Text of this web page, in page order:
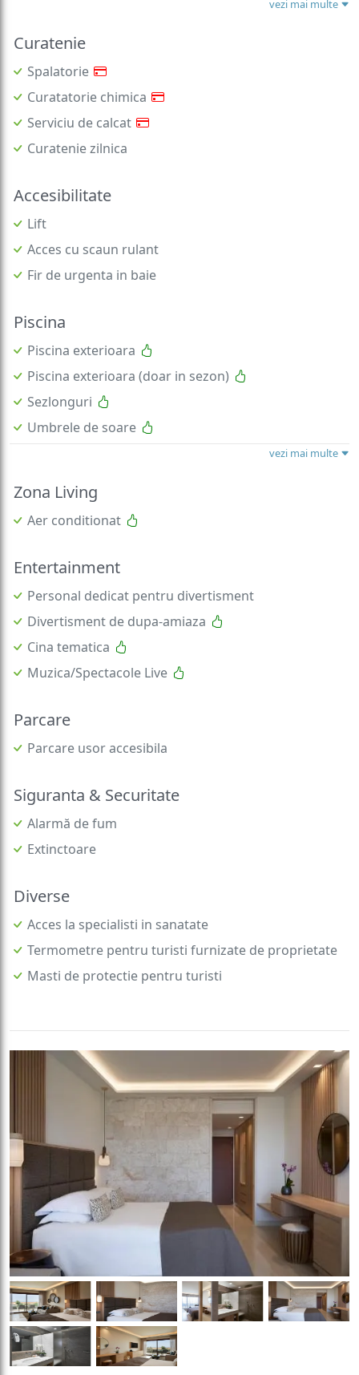
vezi mai multe
Curatenie
Spalatorie
Curatatorie chimica
Serviciu de calcat
Curatenie zilnica
Accesibilitate
Lift
Acces cu scaun rulant
Fir de urgenta in baie
Piscina
Piscina exterioara
Piscina exterioara (doar in sezon)
Sezlonguri
Umbrele de soare
vezi mai multe
Zona Living
Aer conditionat
Entertainment
Personal dedicat pentru divertisment
Divertisment de dupa-amiaza
Cina tematica
Muzica/Spectacole Live
Parcare
Parcare usor accesibila
Siguranta & Securitate
Alarmă de fum
Extinctoare
Diverse
Acces la specialisti in sanatate
Termometre pentru turisti furnizate de proprietate
Masti de protectie pentru turisti